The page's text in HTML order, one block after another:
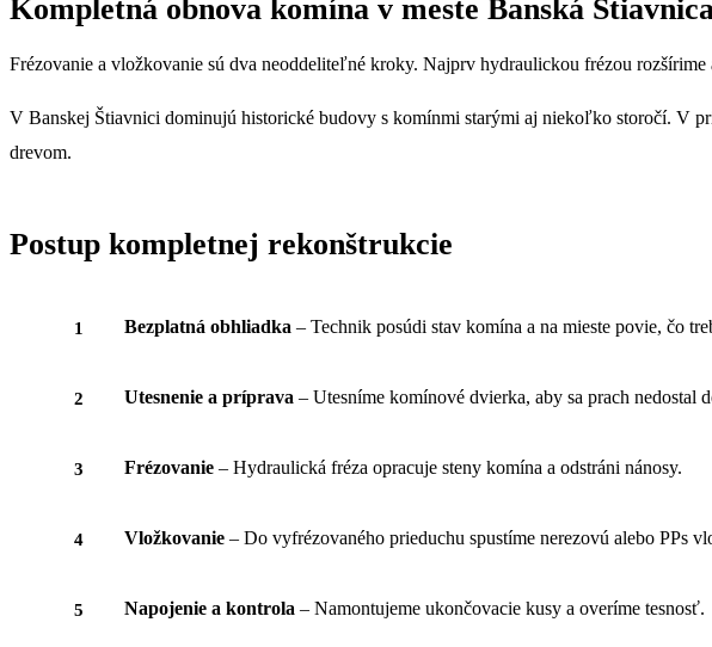
Kompletná obnova komína v meste Banská
Frézovanie a vložkovanie sú dva neoddeliteľné kroky. Najprv hydraulickou frézou
V Banskej Štiavnici dominujú historické budovy s komínmi starými aj niekoľko storočí. V
drevom.
Postup kompletnej rekonštrukcie
Bezplatná obhliadka – Technik posúdi stav komína a na mieste povie, čo
Utesnenie a príprava – Utesníme komínové dvierka, aby sa prach nedostal
Frézovanie – Hydraulická fréza opracuje steny komína a odstráni nánosy.
Vložkovanie – Do vyfrézovaného prieduchu spustíme nerezovú alebo PPs
Napojenie a kontrola – Namontujeme ukončovacie kusy a overíme tesnosť.